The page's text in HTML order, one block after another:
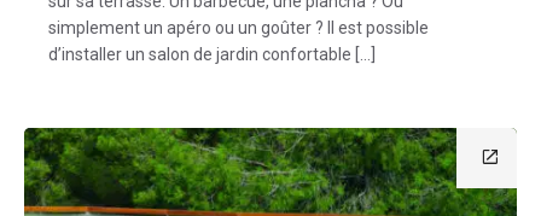
simplement un apéro ou un goûter ? Il est possible
d’installer un salon de jardin confortable […]